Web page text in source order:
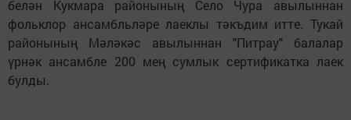
белән Кукмара районының Село Чура авылыннан
фольклор ансамбльләре лаеклы тәкъдим итте. Тукай
районының Мәләкәс авылыннан "Питрау" балалар
үрнәк ансамбле 200 мең сумлык сертификатка лаек
булды.